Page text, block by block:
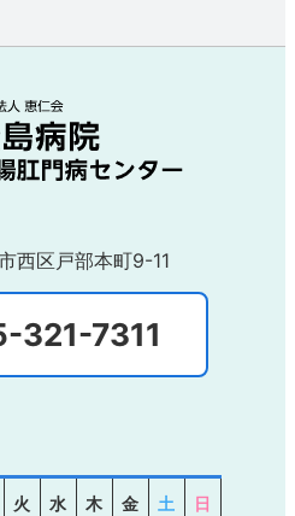
西区戸部本町9-11
321-7311
火 水 木 金 土 日